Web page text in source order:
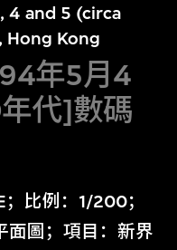
4 and 5 (circa
Hong Kong
年5月4
代]數碼
比例：1/200；
面圖；項目：新界